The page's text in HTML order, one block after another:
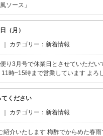
ソース」
（月）
カテゴリー： 新着情報
り3月号で休業日とさせていただ
時~15時まで営業しています よろ
てください
カテゴリー： 新着情報
介いたします 梅酢でからめた春